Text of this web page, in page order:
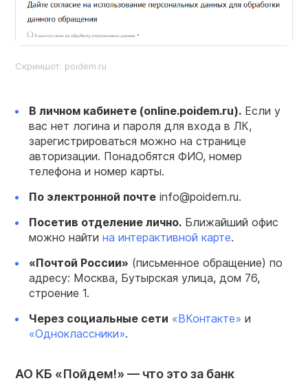
Скриншот: poidem.ru
В личном кабинете (online.poidem.ru). Если у
вас нет логина и пароля для входа в ЛК,
зарегистрироваться можно на странице
авторизации. Понадобятся ФИО, номер
телефона и номер карты.
По электронной почте info@poidem.ru.
Посетив отделение лично. Ближайший офис
можно найти на интерактивной карте.
«Почтой России» (письменное обращение) по
адресу: Москва, Бутырская улица, дом 76,
строение 1.
Через социальные сети «ВКонтакте» и
«Одноклассники».
АО КБ «Пойдем!» — что это за банк